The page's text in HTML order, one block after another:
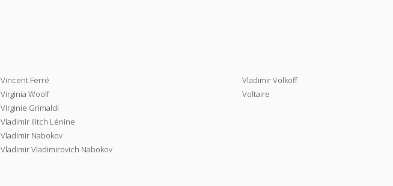
Vincent Ferré
Virginia Woolf
Virginie Grimaldi
Vladimir Ilitch Lénine
Vladimir Nabokov
Vladimir Vladimirovich Nabokov
Vladimir Volkoff
Voltaire